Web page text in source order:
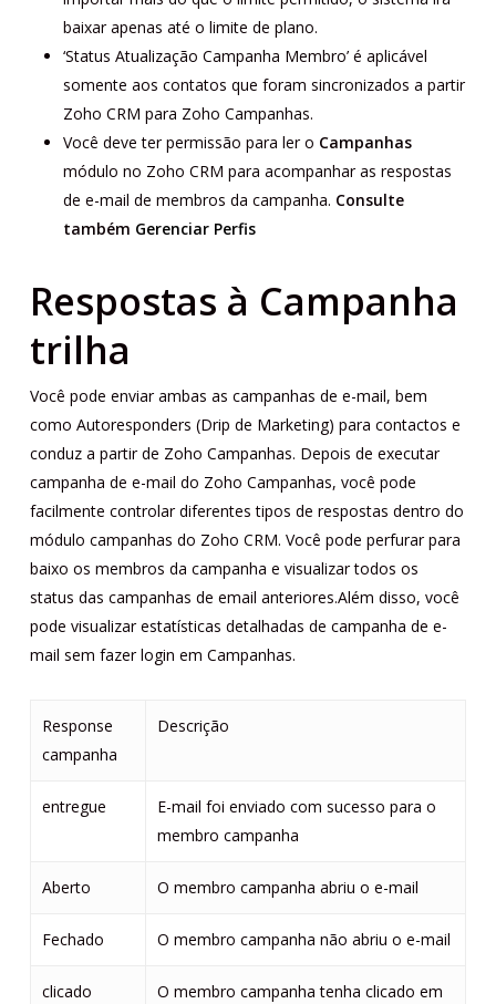
baixar apenas até o limite de plano.
‘Status Atualização Campanha Membro’ é aplicável
somente aos contatos que foram sincronizados a partir
Zoho CRM para Zoho Campanhas.
Você deve ter permissão para ler o Campanhas
módulo no Zoho CRM para acompanhar as respostas
de e-mail de membros da campanha. Consulte
também Gerenciar Perfis
Respostas à Campanha
trilha
Você pode enviar ambas as campanhas de e-mail, bem
como Autoresponders (Drip de Marketing) para contactos e
conduz a partir de Zoho Campanhas. Depois de executar
campanha de e-mail do Zoho Campanhas, você pode
facilmente controlar diferentes tipos de respostas dentro do
módulo campanhas do Zoho CRM. Você pode perfurar para
baixo os membros da campanha e visualizar todos os
status das campanhas de email anteriores.Além disso, você
pode visualizar estatísticas detalhadas de campanha de e-
mail sem fazer login em Campanhas.
Response
campanha
Descrição
entregue
E-mail foi enviado com sucesso para o
membro campanha
Aberto O membro campanha abriu o e-mail
Fechado O membro campanha não abriu o e-mail
clicado
O membro campanha tenha clicado em